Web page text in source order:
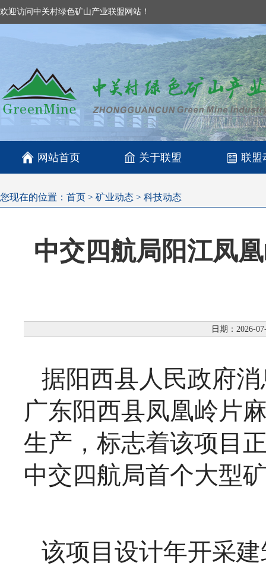
欢迎访问中关村绿色矿山产业联盟网站！
 网站首页 关于联盟 联盟
您现在的位置： 首页 > 矿业动态 > 科技动态
中交四航局阳江凤
日期：2026-
据阳西县人民政府
广东阳西县凤凰岭片
生产，标志着该项目
中交四航局首个大型
该项目设计年开采